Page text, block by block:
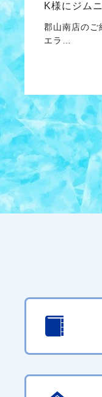
K様にジム
郡山南店のご
エラ…